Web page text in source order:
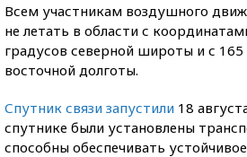
Всем участникам воздушного
не летать в области с
градусов северной широты и с
восточной долготы.
Спутник связи запустили 18
спутнике были установлены
способны обеспечивать